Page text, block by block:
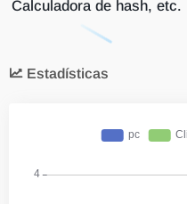
Calculadora de hash, etc.
Estadísticas